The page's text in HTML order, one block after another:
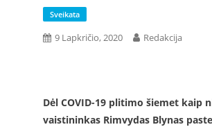
Sveikata
9 Lapkričio, 2020 Redakcija
Dėl COVID-19 plitimo šiemet kaip
vaistininkas Rimvydas Blynas